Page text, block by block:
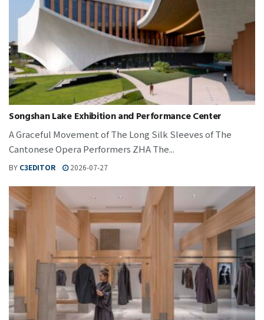
Songshan Lake Exhibition and Performance Center
A Graceful Movement of The Long Silk Sleeves of The
Cantonese Opera Performers ZHA The...
BY C3EDITOR 2026-07-27